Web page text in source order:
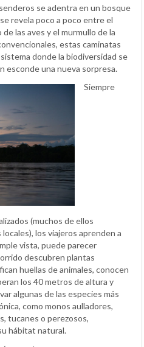
se adentra en un bosque
revela poco a poco entre el
las aves y el murmullo de la
estas caminatas
donde la biodiversidad se
esconde una nueva sorpresa.
Siempre
(muchos de ellos
los viajeros aprenden a
vista, puede parecer
descubren plantas
huellas de animales, conocen
los 40 metros de altura y
algunas de las especies más
como monos aulladores,
tucanes o perezosos,
hábitat natural.